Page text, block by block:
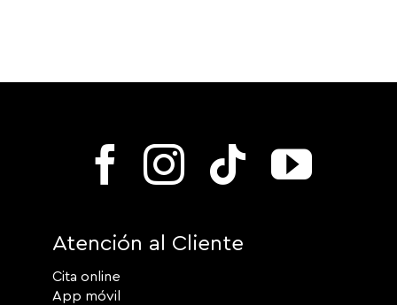
Atención al Cliente
Cita online
App móvil